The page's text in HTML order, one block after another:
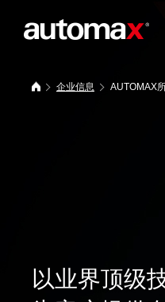
企业信息 AUTOMAX
以业界顶级